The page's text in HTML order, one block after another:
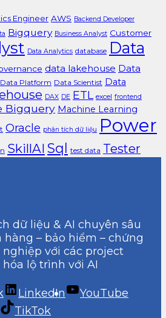
Engineer AWS Backend Developer
Bigquery Business Analyst Customer
Data Analytics database Data
data lakehouse Data
Data Platform Data Scientist Data
DAX DE ETL excel frontend
Bigquery Machine Learning
Oracle phân tích dữ liệu
Power
SkillAI Sql test data Tester
dữ liệu & AI chuyên sâu
– bảo hiểm – chứng
nghiệp với các project
lộ trình với AI
LinkedIn
YouTube
TikTok